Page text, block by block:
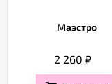
Маэстро
2 260₽